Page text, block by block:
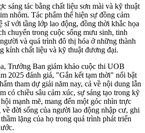
sáng tác bằng chất liệu sơn mài và kỹ thuật
nhôm. Tác phẩm thể hiện sự đồng cảm
sĩ với tầng lớp lao động, đồng thời khắc họa
chuyển trong cuộc sống mưu sinh, tinh
và quá trình đô thị hóa ở những thành
kính chất liệu và kỹ thuật đương đại.
Trưởng Ban giám khảo cuộc thi UOB
2025 đánh giá, "Gắn kết tạm thời" nổi bật
tham dự giải năm nay, cả về nội dung lẫn
có chiều sâu cảm xúc, sự sáng tạo trong kỹ
mạnh mẽ, mang đến một góc nhìn trực
đời sống của người lao động nhập cư, ghi
lặng của họ trong quá trình phát triển